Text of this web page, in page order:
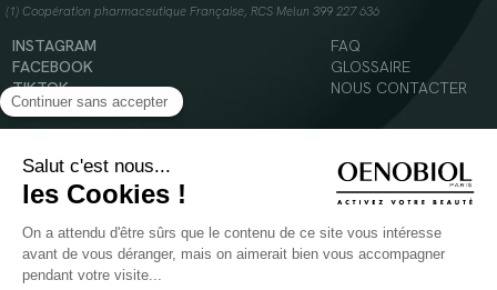
(1) Coopération pharmaceutique Française, RCS Melun 399 227 636
INSTAGRAM
FACEBOOK
TIKTOK
YOUTUBE
FAQ
GLOSSAIRE
NOUS CONTACTER
© 2024 Oenobiol Paris
Mentions légales
Politique en matière de cookies
POUR VOTRE SANTÉ, MANGEZ AU MOINS CINQ FRUITS ET LÉGUMES PAR JOUR -